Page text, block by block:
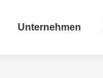
Unternehmen